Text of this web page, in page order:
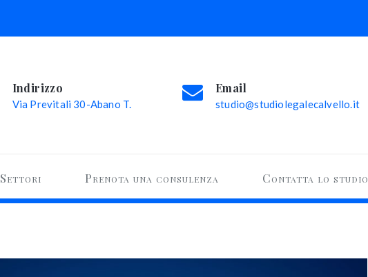
Indirizzo
Via Previtali 30-Abano T.
Email
studio@studiolegalecalvello.it
Settori Prenota una consulenza Contatta lo studio